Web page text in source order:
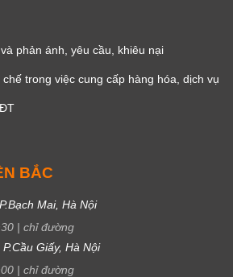
phản ánh, yêu cầu, khiêu nại
trong việc cung cấp hàng hóa, dịch vụ
BẮC
Mai, Hà Nội
| chỉ đường
Giấy, Hà Nội
| chỉ đường